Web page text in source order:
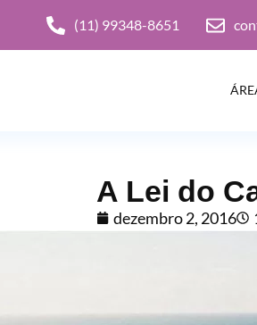
(11) 99348-8651
A Lei do
dezembro 2, 2016